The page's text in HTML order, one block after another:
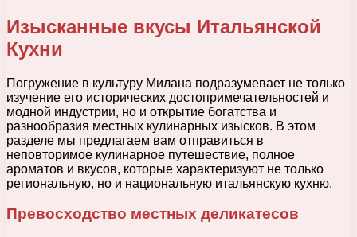
Изысканные вкусы Итальянской
Кухни
Погружение в культуру Милана подразумевает не только
изучение его исторических достопримечательностей и
модной индустрии, но и открытие богатства и
разнообразия местных кулинарных изысков. В этом
разделе мы предлагаем вам отправиться в
неповторимое кулинарное путешествие, полное
ароматов и вкусов, которые характеризуют не только
региональную, но и национальную итальянскую кухню.
Превосходство местных деликатесов